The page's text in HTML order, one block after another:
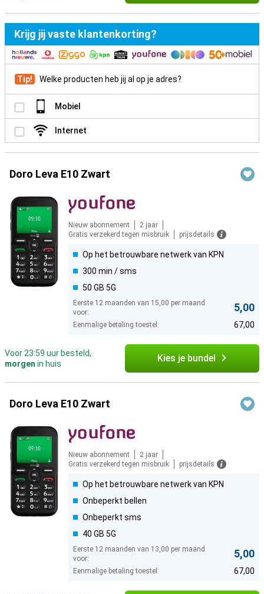
Krijg jij vaste klantenkorting?
Tip! Welke producten heb jij al op je adres?
Mobiel
Internet
Doro Leva E10 Zwart
Nieuw abonnement
2 jaar
Gratis verzekerd tegen misbruik
prijsdetails
Op het betrouwbare netwerk van KPN
300 min / sms
50 GB 5G
Eerste 12 maanden van 15,00 per maand
voor:
5,00
Eenmalige betaling toestel: 67,00
Voor 23:59 uur besteld,
morgen in huis Kies je bundel
Doro Leva E10 Zwart
Nieuw abonnement
2 jaar
Gratis verzekerd tegen misbruik
prijsdetails
Op het betrouwbare netwerk van KPN
Onbeperkt bellen
Onbeperkt sms
40 GB 5G
Eerste 12 maanden van 13,00 per maand
voor:
5,00
Eenmalige betaling toestel: 67,00